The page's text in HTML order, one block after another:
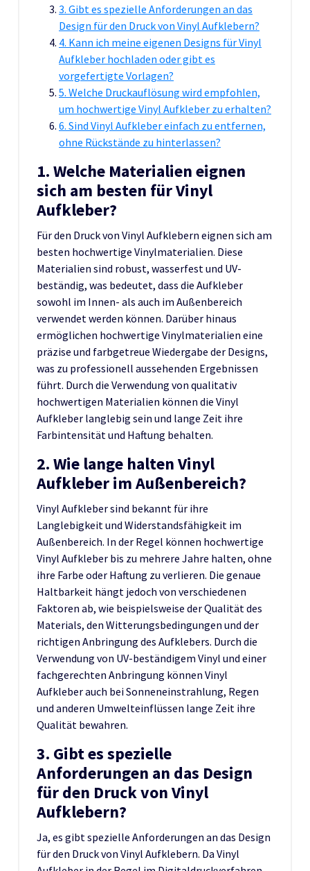
3. Gibt es spezielle Anforderungen an das
Design für den Druck von Vinyl Aufklebern?
4. Kann ich meine eigenen Designs für Vinyl
Aufkleber hochladen oder gibt es
vorgefertigte Vorlagen?
5. Welche Druckauflösung wird empfohlen,
um hochwertige Vinyl Aufkleber zu erhalten?
6. Sind Vinyl Aufkleber einfach zu entfernen,
ohne Rückstände zu hinterlassen?
1. Welche Materialien eignen
sich am besten für Vinyl
Aufkleber?
Für den Druck von Vinyl Aufklebern eignen sich am
besten hochwertige Vinylmaterialien. Diese
Materialien sind robust, wasserfest und UV-
beständig, was bedeutet, dass die Aufkleber
sowohl im Innen- als auch im Außenbereich
verwendet werden können. Darüber hinaus
ermöglichen hochwertige Vinylmaterialien eine
präzise und farbgetreue Wiedergabe der Designs,
was zu professionell aussehenden Ergebnissen
führt. Durch die Verwendung von qualitativ
hochwertigen Materialien können die Vinyl
Aufkleber langlebig sein und lange Zeit ihre
Farbintensität und Haftung behalten.
2. Wie lange halten Vinyl
Aufkleber im Außenbereich?
Vinyl Aufkleber sind bekannt für ihre
Langlebigkeit und Widerstandsfähigkeit im
Außenbereich. In der Regel können hochwertige
Vinyl Aufkleber bis zu mehrere Jahre halten, ohne
ihre Farbe oder Haftung zu verlieren. Die genaue
Haltbarkeit hängt jedoch von verschiedenen
Faktoren ab, wie beispielsweise der Qualität des
Materials, den Witterungsbedingungen und der
richtigen Anbringung des Aufklebers. Durch die
Verwendung von UV-beständigem Vinyl und einer
fachgerechten Anbringung können Vinyl
Aufkleber auch bei Sonneneinstrahlung, Regen
und anderen Umwelteinflüssen lange Zeit ihre
Qualität bewahren.
3. Gibt es spezielle
Anforderungen an das Design
für den Druck von Vinyl
Aufklebern?
Ja, es gibt spezielle Anforderungen an das Design
für den Druck von Vinyl Aufklebern. Da Vinyl